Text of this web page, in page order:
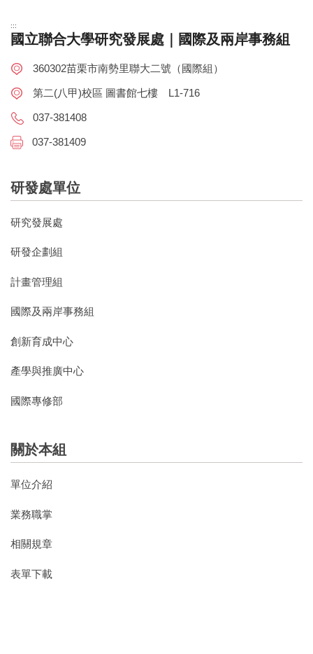
:::
國立聯合大學研究發展處｜國際及兩岸事務組
360302苗栗市南勢里聯大二號（國際組）
第二(八甲)校區 圖書館七樓 L1-716
037-381408
037-381409
研發處單位
研究發展處
研發企劃組
計畫管理組
國際及兩岸事務組
創新育成中心
產學與推廣中心
國際專修部
關於本組
單位介紹
業務職掌
相關規章
表單下載